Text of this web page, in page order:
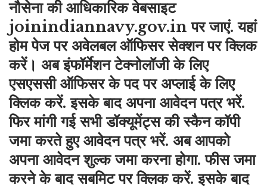
नौसेना की आधिकारिक वेबसाइट
joinindiannavy.gov.in पर जाएं. यहां
होम पेज पर अवेलबल ऑफिसर सेक्शन पर क्लिक
करें। अब इंफॉर्मेशन टेक्नोलॉजी के लिए
एसएससी ऑफिसर के पद पर अप्लाई के लिए
क्लिक करें. इसके बाद अपना आवेदन पत्र भरें.
फिर मांगी गई सभी डॉक्यूमेंट्स की स्कैन कॉपी
जमा करते हुए आवेदन पत्र भरें. अब आपको
अपना आवेदन शुल्क जमा करना होगा. फीस जमा
करने के बाद सबमिट पर क्लिक करें. इसके बाद